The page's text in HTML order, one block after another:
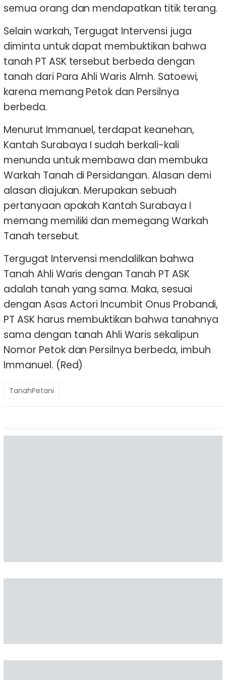
semua orang dan mendapatkan titik terang.
Selain warkah, Tergugat Intervensi juga
diminta untuk dapat membuktikan bahwa
tanah PT ASK tersebut berbeda dengan
tanah dari Para Ahli Waris Almh. Satoewi,
karena memang Petok dan Persilnya
berbeda.
Menurut Immanuel, terdapat keanehan,
Kantah Surabaya I sudah berkali-kali
menunda untuk membawa dan membuka
Warkah Tanah di Persidangan. Alasan demi
alasan diajukan. Merupakan sebuah
pertanyaan apakah Kantah Surabaya I
memang memiliki dan memegang Warkah
Tanah tersebut.
Tergugat Intervensi mendalilkan bahwa
Tanah Ahli Waris dengan Tanah PT ASK
adalah tanah yang sama. Maka, sesuai
dengan Asas Actori Incumbit Onus Probandi,
PT ASK harus membuktikan bahwa tanahnya
sama dengan tanah Ahli Waris sekalipun
Nomor Petok dan Persilnya berbeda, imbuh
Immanuel. (Red)
TanahPetani